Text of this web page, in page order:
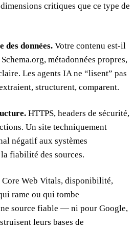
critiques que ce type de
des données. Votre contenu est-il
métadonnées propres,
Les agents IA ne “lisent” pas
structurent, comparent.
HTTPS, headers de sécurité,
Un site techniquement
négatif aux systèmes
fiabilité des sources.
Core Web Vitals, disponibilité,
rame ou qui tombe
source fiable — ni pour Google,
leurs bases de